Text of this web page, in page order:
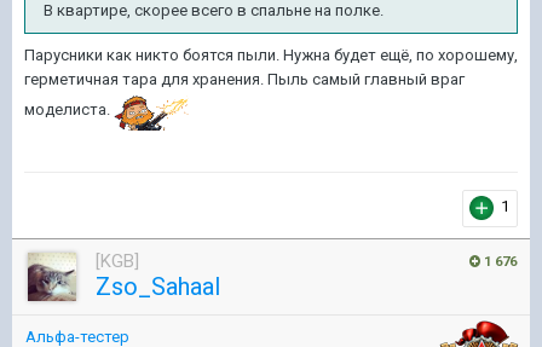
В квартире, скорее всего в спальне на полке.
Парусники как никто боятся пыли. Нужна будет ещё, по хорошему,
герметичная тара для хранения. Пыль самый главный враг
моделиста.
1
1 676
[KGB]
Zso_Sahaal
Альфа-тестер